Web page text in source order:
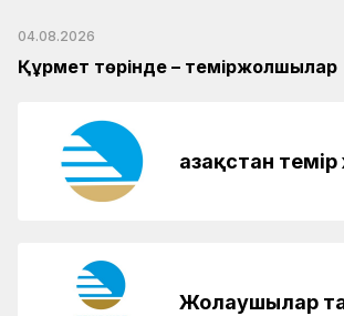
04.08.2026
Құрмет төрінде – теміржолшылар
Қазақстан
Жолаушылар